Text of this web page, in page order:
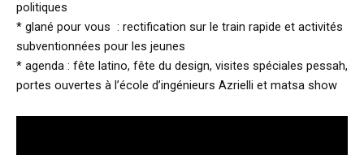
politiques
* glané pour vous : rectification sur le train rapide et activités
subventionnées pour les jeunes
* agenda : fête latino, fête du design, visites spéciales pessah,
portes ouvertes à l’école d’ingénieurs Azrielli et matsa show